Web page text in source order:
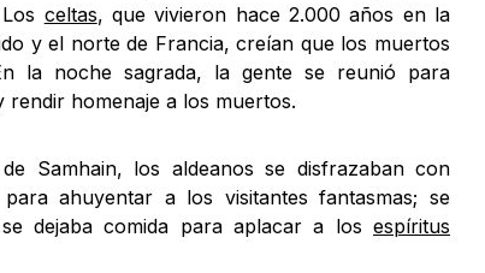
celtas, que vivieron hace 2.000 años en la
y el norte de Francia, creían que los muertos
la noche sagrada, la gente se reunió para
homenaje a los muertos.
Samhain, los aldeanos se disfrazaban con
ahuyentar a los visitantes fantasmas; se
dejaba comida para aplacar a los espíritus